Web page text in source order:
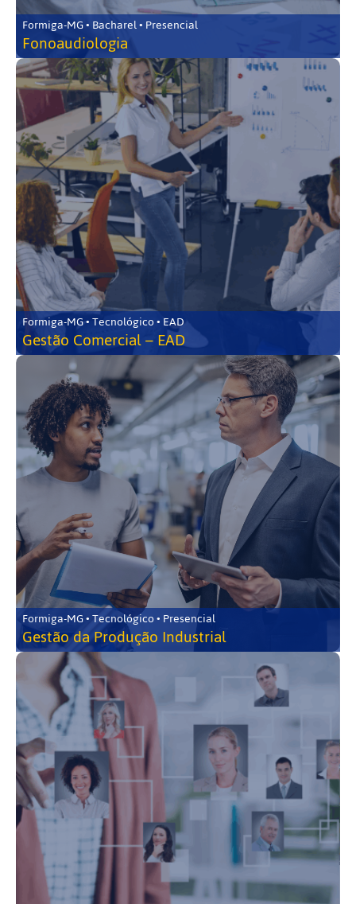
Formiga-MG • Bacharel • Presencial
Fonoaudiologia
Formiga-MG • Tecnológico • EAD
Gestão Comercial – EAD
Formiga-MG • Tecnológico • Presencial
Gestão da Produção Industrial